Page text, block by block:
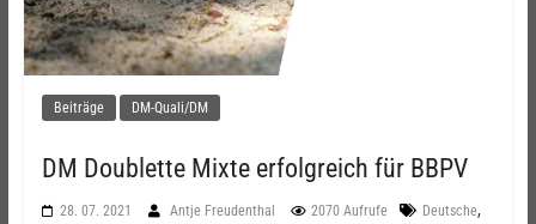
Beiträge DM-Quali/DM
DM Doublette Mixte erfolgreich für BBPV
28. 07. 2021 Antje Freudenthal 2070 Aufrufe Deutsche,